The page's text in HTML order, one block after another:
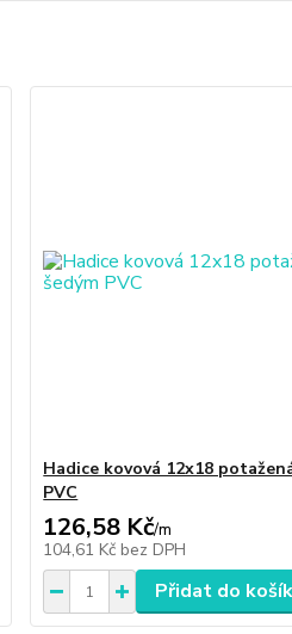
Hadice kovová 12x18
PVC
126,58 Kč/m
104,61 Kč bez DPH
Přidat do